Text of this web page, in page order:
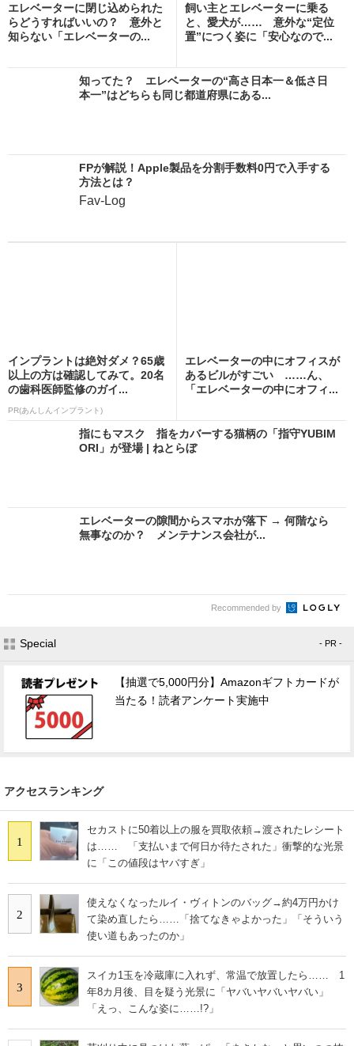
エレベーターに閉じ込められた
らどうすればいいの？ 意外と
知らない「エレベーターの...
飼い主とエレベーターに乗る
と、愛犬が…… 意外な“定位
置”につく姿に「安心なので...
知ってた？ エレベーターの“高さ日本一＆低さ日
本一”はどちらも同じ都道府県にある...
FPが解説！Apple製品を分割手数料0円で入手する
方法とは？
Fav-Log
インプラントは絶対ダメ？65歳
以上の方は確認してみて。20名
の歯科医師監修のガイ...
PR(あんしんインプラント)
エレベーターの中にオフィスが
あるビルがすごい ……ん、
「エレベーターの中にオフィ...
指にもマスク 指をカバーする猫柄の「指守YUBIM
ORI」が登場 | ねとらぼ
エレベーターの隙間からスマホが落下 → 何階なら
無事なのか？ メンテナンス会社が...
Recommended by
Special - PR -
【抽選で5,000円分】Amazonギフトカードが
当たる！読者アンケート実施中
アクセスランキング
1
セカストに50着以上の服を買取依頼→渡されたレシート
は…… 「支払いまで何日か待たされた」衝撃的な光景
に「この値段はヤバすぎ」
2
使えなくなったルイ・ヴィトンのバッグ→約4万円かけ
て染め直したら……「捨てなきゃよかった」「そういう
使い道もあったのか」
3
スイカ1玉を冷蔵庫に入れず、常温で放置したら…… 1
年8カ月後、目を疑う光景に「ヤバいヤバいヤバい」
「えっ、こんな姿に……!?」